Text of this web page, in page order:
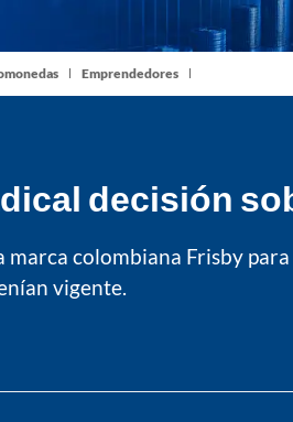
Emprendedores
decisión
colombiana Frisby
vigente.